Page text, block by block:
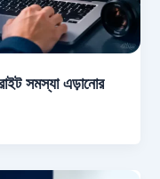
সমস্যা এড়ানোর